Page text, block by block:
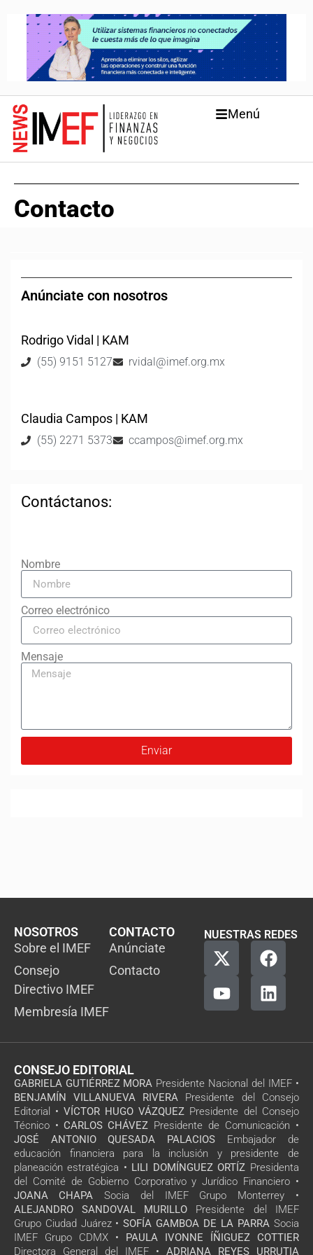
Menú
Contacto
Anúnciate con nosotros
Rodrigo Vidal | KAM
(55) 9151 5127 rvidal@imef.org.mx
Claudia Campos | KAM
(55) 2271 5373 ccampos@imef.org.mx
Contáctanos:
Nombre
Correo electrónico
Mensaje
Enviar
NOSOTROS
Sobre el IMEF
Consejo
Directivo IMEF
Membresía IMEF
CONTACTO
Anúnciate
Contacto
NUESTRAS REDES
CONSEJO EDITORIAL
GABRIELA GUTIÉRREZ MORA Presidente Nacional del IMEF •
BENJAMÍN VILLANUEVA RIVERA Presidente del Consejo
Editorial • VÍCTOR HUGO VÁZQUEZ Presidente del Consejo
Técnico • CARLOS CHÁVEZ Presidente de Comunicación •
JOSÉ ANTONIO QUESADA PALACIOS Embajador de
educación financiera para la inclusión y presidente de
planeación estratégica • LILI DOMÍNGUEZ ORTÍZ Presidenta
del Comité de Gobierno Corporativo y Jurídico Financiero •
JOANA CHAPA Socia del IMEF Grupo Monterrey •
ALEJANDRO SANDOVAL MURILLO Presidente del IMEF
Grupo Ciudad Juárez • SOFÍA GAMBOA DE LA PARRA Socia
IMEF Grupo CDMX • PAULA IVONNE ÍÑIGUEZ COTTIER
Directora General del IMEF • ADRIANA REYES URRUTIA